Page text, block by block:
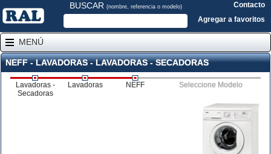
BUSCAR (nombre, referencia o modelo)
Contacto
Agregar a favoritos
MENÚ
NEFF - LAVADORAS - LAVADORAS - SECADORAS
Lavadoras -
Secadoras
Lavadoras NEFF Seleccione Modelo